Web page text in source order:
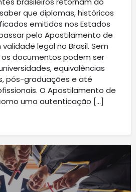
que diplomas, históricos
emitidos nos Estados
pelo Apostilamento de
legal no Brasil. Sem
documentos podem ser
equivalências
pós-graduações e até
O Apostilamento de
uma autenticação […]